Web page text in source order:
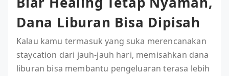
Dana Liburan Bisa Dipisah
Kalau kamu termasuk yang suka merencanakan
staycation dari jauh-jauh hari, memisahkan dana
liburan bisa membantu pengeluaran terasa lebih